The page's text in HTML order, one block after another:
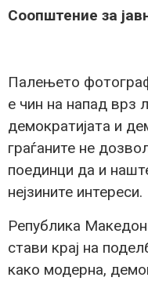
Соопштение за
Палењето
е чин на напад врз
демократијата и
граѓаните не
поединци да и
нејзините интереси.
Република
стави крај на
како модерна,